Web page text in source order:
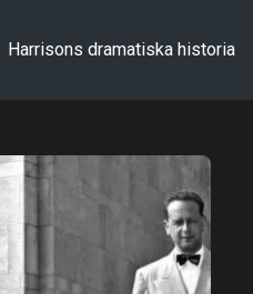
Harrisons dramatiska historia